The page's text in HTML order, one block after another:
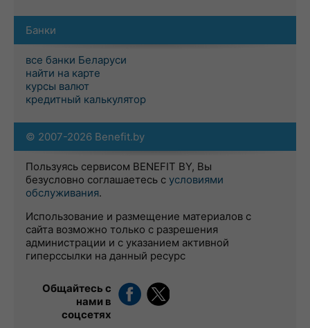
Банки
все банки Беларуси
найти на карте
курсы валют
кредитный калькулятор
© 2007-2026 Benefit.by
Пользуясь сервисом BENEFIT BY, Вы
безусловно соглашаетесь с условиями
обслуживания.
Использование и размещение материалов с
сайта возможно только с разрешения
администрации и с указанием активной
гиперссылки на данный ресурс
Общайтесь с
нами в
соцсетях